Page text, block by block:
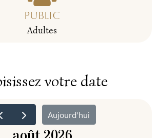
Public
Adultes
votre date
Aujourd'hui